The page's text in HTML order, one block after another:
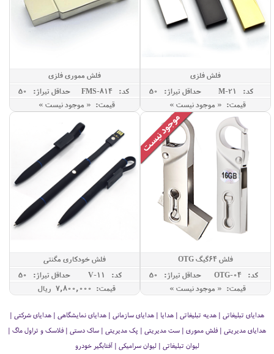
فلش فلزی
کد: M-21
حداقل تيراژ: 50
قیمت: « موجود نیست »
فلش مموری فلزی
کد: FMS-814
حداقل تيراژ: 50
قیمت: « موجود نیست »
فلش 64گیگ OTG
کد: OTG-04
حداقل تيراژ: 50
قیمت: « موجود نیست »
فلش خودکاری مگنتی
کد: V-11
حداقل تيراژ: 50
قیمت: 7,800,000 ريال
هدایای تبلیغاتی | هدیه تبلیغاتی | هدایا | هدایای سازمانی | هدایای نمایشگاهی | هدایای شرکتی |
هدایای مدیریتی | فلش مموری | ست مدیریتی | پک مدیریتی | ساک دستی | فلاسک و تراول ماگ |
لیوان تبلیغاتی | لیوان سرامیکی | آفتابگیر خودرو